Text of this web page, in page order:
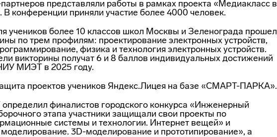
представляли работы в рамках проекта «Медиакласс в
конференции приняли участие более 4000 человек.
учеников более 10 классов школ Москвы и Зеленограда прошел
по трем профилям: проектирование электронных устройств,
физика и технология электронных устройств.
викторины получат 6 и 8 баллов индивидуальных достижений
МИЭТ в 2025 году.
проектов учеников Яндекс.Лицея на базе «СМАРТ-ПАРКА».
финалистов городского конкурса «Инженерный
этапа участники защищали свои проекты по
системы и технологии. Интернет вещей» и
3D-моделирование и прототипирование», а